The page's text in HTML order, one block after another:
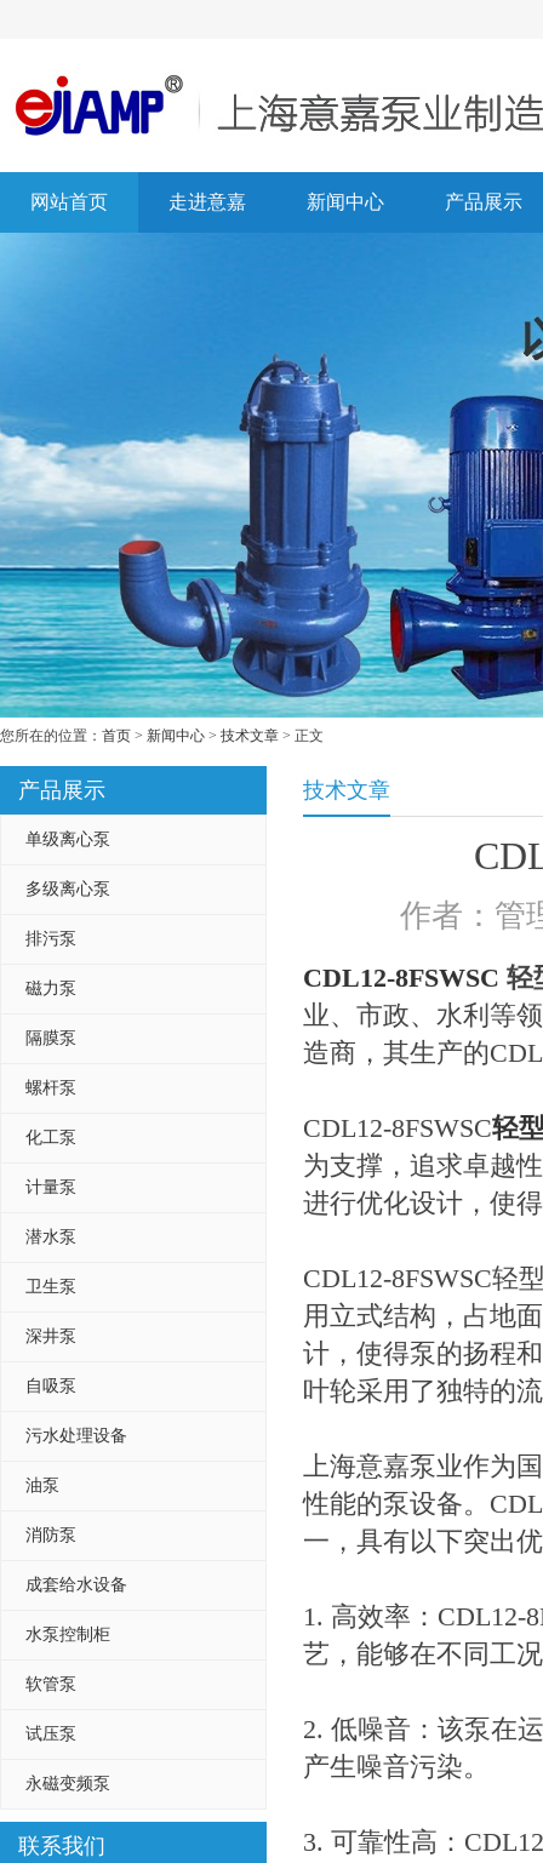
网站首页 走进意嘉 新闻中心 产品展示
您所在的位置： 首页 > 新闻中心 > 技术文章 > 正文
产品展示
单级离心泵
多级离心泵
排污泵
磁力泵
隔膜泵
螺杆泵
化工泵
计量泵
潜水泵
卫生泵
深井泵
自吸泵
污水处理设备
油泵
消防泵
成套给水设备
水泵控制柜
软管泵
试压泵
永磁变频泵
联系我们
技术文章
作者：
CDL12-8FSWSC 轻
业、市政、水利等
造商，其生产的
CDL12-8FSWSC轻
为支撑，追求卓越
进行优化设计，使
CDL12-8FSWSC轻
用立式结构，占地
计，使得泵的扬程
叶轮采用了独特的
上海意嘉泵业作为
性能的泵设备。
一，具有以下突出
1. 高效率：CDL12-
艺，能够在不同工
2. 低噪音：该泵在
产生噪音污染。
3. 可靠性高：